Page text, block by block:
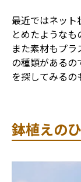
最近ではネット
とめたようなも
また素材もプ
の種類があるの
を探してみるの
鉢植えの